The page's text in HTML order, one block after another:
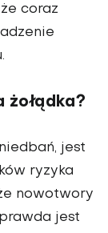
coraz
żołądka?
jest
ryzyka
nowotwory
jest